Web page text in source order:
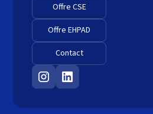
Offre CSE
Offre EHPAD
Contact